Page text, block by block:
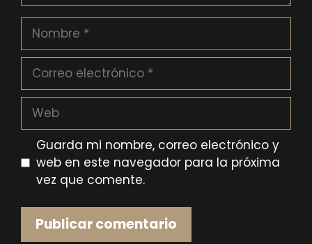
Nombre
Correo
electrónico
Web
Guarda mi nombre, correo electrónico y
web en este navegador para la próxima
vez que comente.